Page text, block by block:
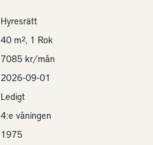
Hyresrätt
40 m², 1 Rok
7085 kr/mån
2026-09-01
Ledigt
4:e våningen
1975